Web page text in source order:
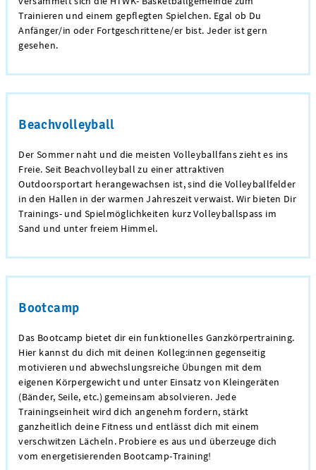
Trainieren und einem gepflegten Spielchen. Egal ob Du
Anfänger/in oder Fortgeschrittene/er bist. Jeder ist gern
gesehen.
Beachvolleyball
Der Sommer naht und die meisten Volleyballfans zieht es ins
Freie. Seit Beachvolleyball zu einer attraktiven
Outdoorsportart herangewachsen ist, sind die Volleyballfelder
in den Hallen in der warmen Jahreszeit verwaist. Wir bieten Dir
Trainings- und Spielmöglichkeiten kurz Volleyballspass im
Sand und unter freiem Himmel.
Bootcamp
Das Bootcamp bietet dir ein funktionelles Ganzkörpertraining.
Hier kannst du dich mit deinen Kolleg:innen gegenseitig
motivieren und abwechslungsreiche Übungen mit dem
eigenen Körpergewicht und unter Einsatz von Kleingeräten
(Bänder, Seile, etc.) gemeinsam absolvieren. Jede
Trainingseinheit wird dich angenehm fordern, stärkt
ganzheitlich deine Fitness und entlässt dich mit einem
verschwitzen Lächeln. Probiere es aus und überzeuge dich
vom energetisierenden Bootcamp-Training!